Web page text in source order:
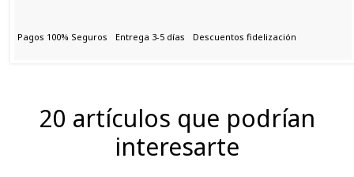
Pagos 100% Seguros Entrega 3-5 días Descuentos fidelización
20 artículos que podrían
interesarte